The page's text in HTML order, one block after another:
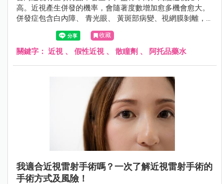
高。近視產生併發的機率，會隨著度數增加愈多機會愈大。
併發症包含白內障、 青光眼、 黃斑部病變、視網膜剝離，
甚至導致失明。
收藏
關鍵字： 近視 、 假性近視 、 散瞳劑 、 阿托品藥水
我適合近視雷射手術嗎？一次了解近視雷射手術的
手術方式及風險！